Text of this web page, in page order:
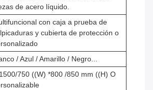
de acero líquido.
con caja a prueba de
y cubierta de protección o
/ Azul / Amarillo / Negro...
750 ((W) *800 /850 mm ((H) O